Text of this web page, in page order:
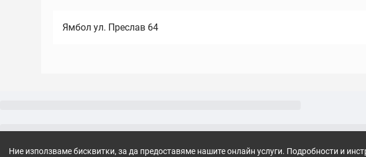
Ямбол ул. Преслав 64
Ние използваме бисквитки, за да предоставяме нашите онлайн услуги. Подробности и